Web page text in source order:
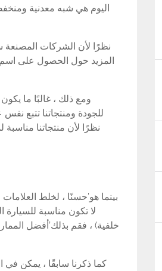
اليوم هي شبه معدنية
نظرًا لأن الشركات المصنعة
المزيد حول الحصول على اسم
ومع ذلك ، غالبًا ما
بينما هو’حسنًا ، لخلط
لا تكون مناسبة للسيارة
خلفية) ، فقم بذلك’أفضل
كما ذكرنا سابقًا ، يمكن في